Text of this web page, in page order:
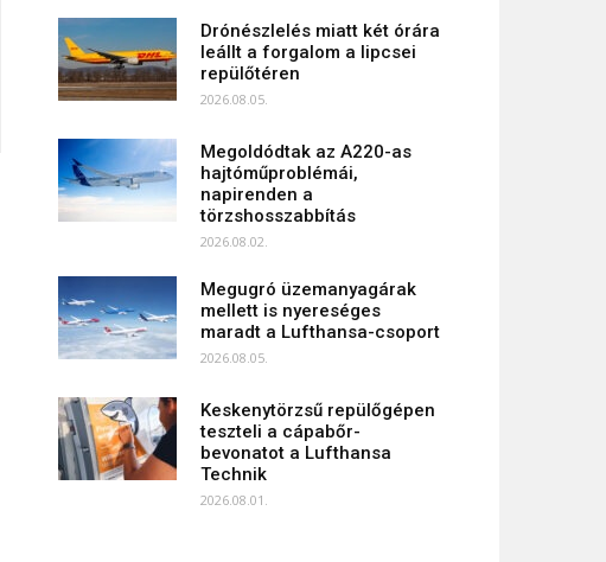
Drónészlelés miatt két órára
leállt a forgalom a lipcsei
repülőtéren
2026.08.05.
Megoldódtak az A220-as
hajtóműproblémái,
napirenden a
törzshosszabbítás
2026.08.02.
Megugró üzemanyagárak
mellett is nyereséges
maradt a Lufthansa-csoport
2026.08.05.
Keskenytörzsű repülőgépen
teszteli a cápabőr-
bevonatot a Lufthansa
Technik
2026.08.01.